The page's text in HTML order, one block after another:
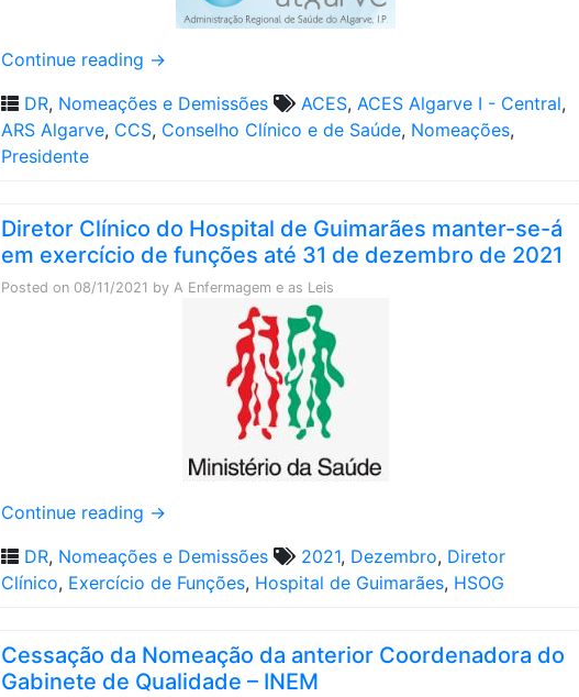
Continue reading →
DR, Nomeações e Demissões ACES, ACES Algarve I - Central,
ARS Algarve, CCS, Conselho Clínico e de Saúde, Nomeações,
Presidente
Diretor Clínico do Hospital de Guimarães manter-se-á
em exercício de funções até 31 de dezembro de 2021
Posted on 08/11/2021 by A Enfermagem e as Leis
Continue reading →
DR, Nomeações e Demissões 2021, Dezembro, Diretor
Clínico, Exercício de Funções, Hospital de Guimarães, HSOG
Cessação da Nomeação da anterior Coordenadora do
Gabinete de Qualidade – INEM